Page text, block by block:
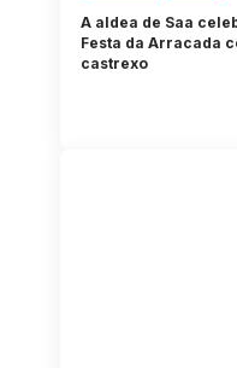
A aldea de Saa
Festa da Arracada
castrexo